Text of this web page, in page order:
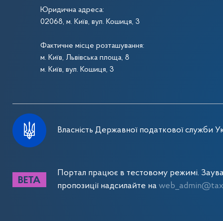
Юридична адреса:
02068, м. Київ, вул. Кошиця, 3
Фактичне місце розташування:
м. Київ, Львівська площа, 8
м. Київ, вул. Кошиця, 3
Власність Державної податкової служби
Портал працює в тестовому режимі.
пропозиції надсилайте на